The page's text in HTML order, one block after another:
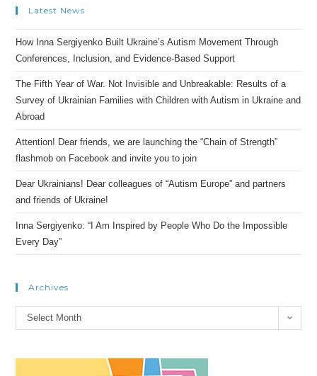
Latest News
How Inna Sergiyenko Built Ukraine’s Autism Movement Through
Conferences, Inclusion, and Evidence-Based Support
The Fifth Year of War. Not Invisible and Unbreakable: Results of a
Survey of Ukrainian Families with Children with Autism in Ukraine and
Abroad
Attention! Dear friends, we are launching the “Chain of Strength”
flashmob on Facebook and invite you to join
Dear Ukrainians! Dear colleagues of “Autism Europe” and partners
and friends of Ukraine!
Inna Sergiyenko: “I Am Inspired by People Who Do the Impossible
Every Day”
Archives
Archives
Select Month